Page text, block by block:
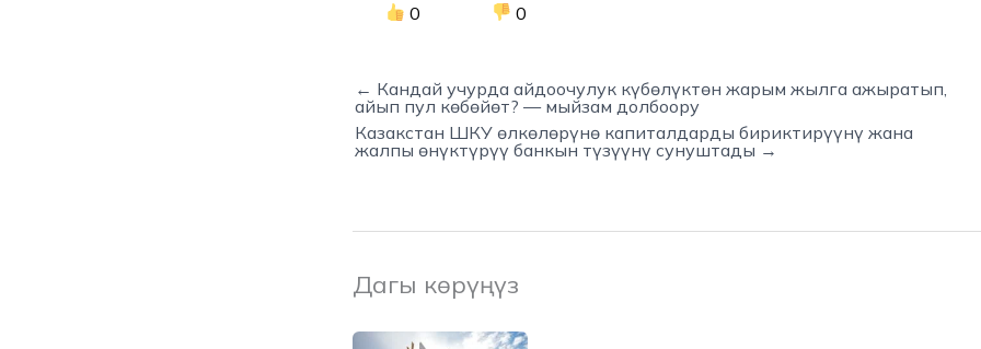
0 0
← Кандай учурда айдоочулук күбөлүктөн жарым жылга ажыратып,
айып пул көбөйөт? — мыйзам долбоору
Казакстан ШКУ өлкөлөрүнө капиталдарды бириктирүүнү жана
жалпы өнүктүрүү банкын түзүүнү сунуштады →
Дагы көрүңүз